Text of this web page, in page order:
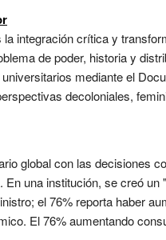
integración crítica y
de poder, historia y
mediante el
decoloniales,
global con las decisiones
una institución, se creó
el 76% reporta haber
El 76% aumentando